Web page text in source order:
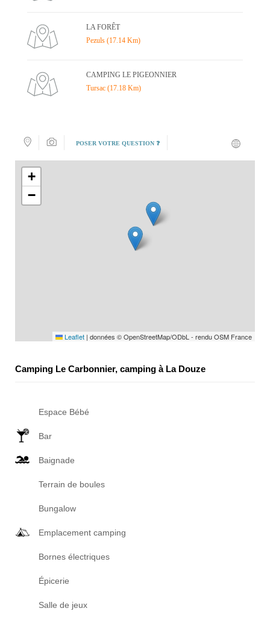
LA FORÊT
Pezuls (17.14 Km)
CAMPING LE PIGEONNIER
Tursac (17.18 Km)
POSER VOTRE QUESTION ❓
+
−
Leaflet | données © OpenStreetMap/ODbL - rendu OSM France
Camping Le Carbonnier, camping à La Douze
Espace Bébé
Bar
Baignade
Terrain de boules
Bungalow
Emplacement camping
Bornes électriques
Épicerie
Salle de jeux